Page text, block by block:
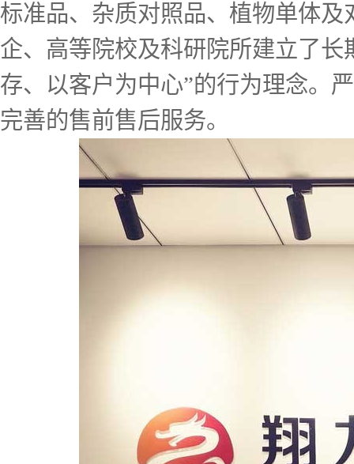
标准品、杂质对照品、植物单体
企、高等院校及科研院所建立了
存、以客户为中心”的行为理念。
完善的售前售后服务。